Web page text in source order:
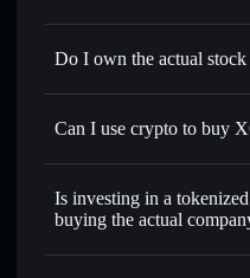
Do I own the actual
Can I use crypto to buy
Is investing in a
buying the actual